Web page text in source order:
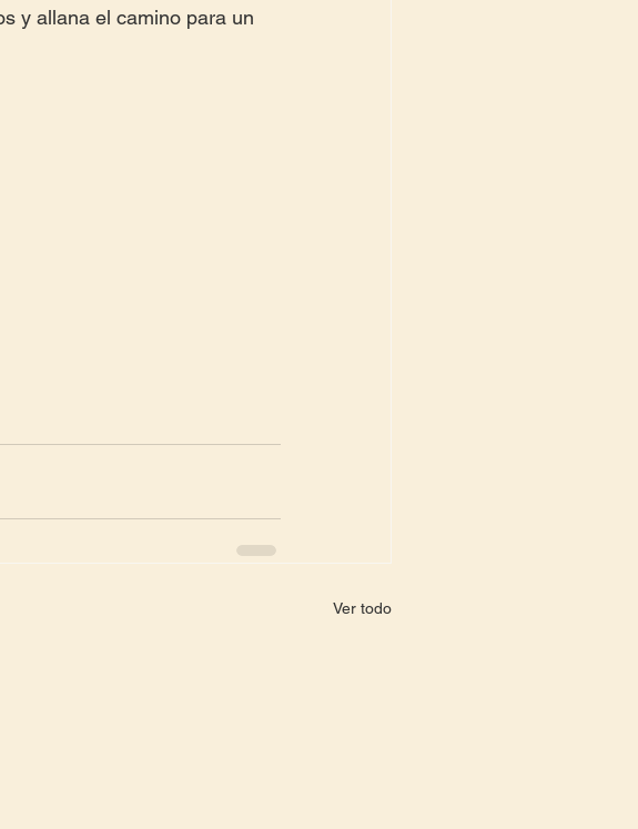
y allana el camino para un
Ver todo